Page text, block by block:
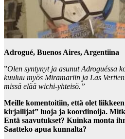
Adrogué, Buenos Aires, Argentiina
”Olen syntynyt ja asunut Adroguéssa
kuuluu myös Miramariin ja Las
missä elää wichi-yhteisö.”
Meille komentoitiin, että olet
kirjailijat” luoja ja koordinoija.
Entä saavutukset? Kuinka monta
Saatteko apua kunnalta?